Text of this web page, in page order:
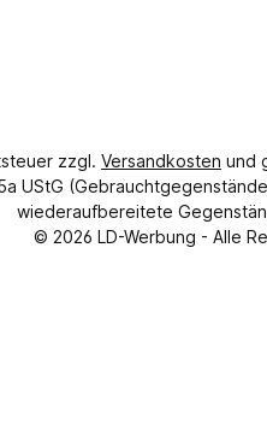
zzgl. Versandkosten und
UStG
wiederaufbereitete
© 2026 LD-Werbung - Alle